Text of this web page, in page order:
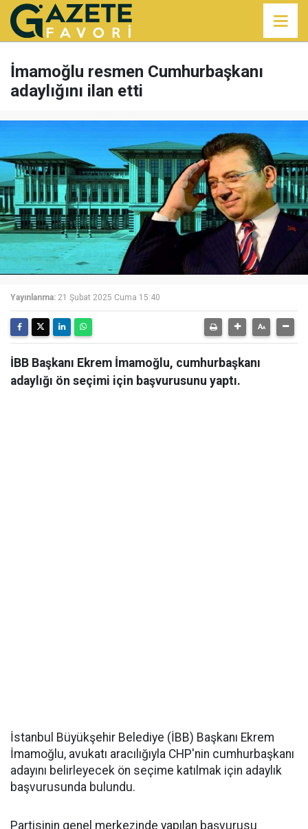
İmamoğlu resmen Cumhurbaşkanı
adaylığını ilan etti
Yayınlanma: 21 Şubat 2025 Cuma 15:40
İBB Başkanı Ekrem İmamoğlu, cumhurbaşkanı
adaylığı ön seçimi için başvurusunu yaptı.
İstanbul Büyükşehir Belediye (İBB) Başkanı Ekrem
İmamoğlu, avukatı aracılığıyla CHP'nin cumhurbaşkanı
adayını belirleyecek ön seçime katılmak için adaylık
başvurusunda bulundu.
Partisinin genel merkezinde yapılan başvurusu